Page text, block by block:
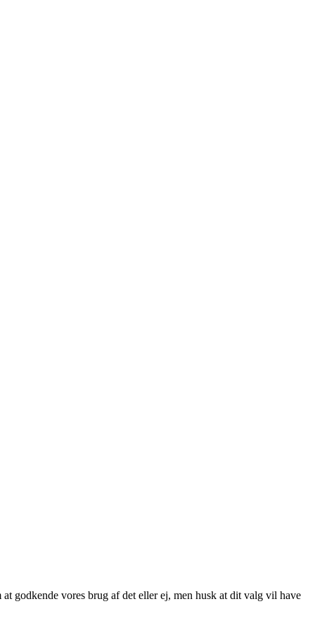
godkende vores brug af det eller ej, men husk at dit valg vil have